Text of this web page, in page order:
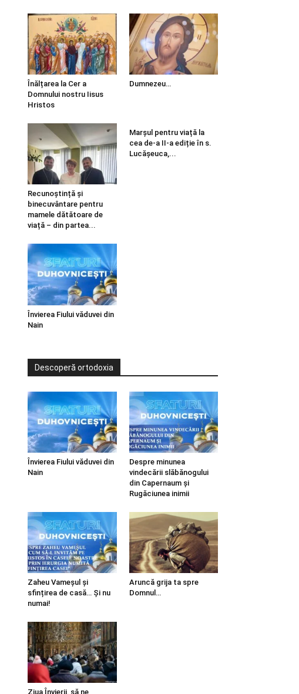
Înălțarea la Cer a
Domnului nostru Iisus
Hristos
Dumnezeu…
Recunoștință și
binecuvântare pentru
mamele dătătoare de
viață – din partea...
Marșul pentru viață la
cea de-a II-a ediție în s.
Lucășeuca,...
Învierea Fiului văduvei din
Nain
Descoperă ortodoxia
Învierea Fiului văduvei din
Nain
Despre minunea
vindecării slăbănogului
din Capernaum și
Rugăciunea inimii
Zaheu Vameșul și
sfințirea de casă… Și nu
numai!
Aruncă grija ta spre
Domnul…
Ziua Învierii, să ne